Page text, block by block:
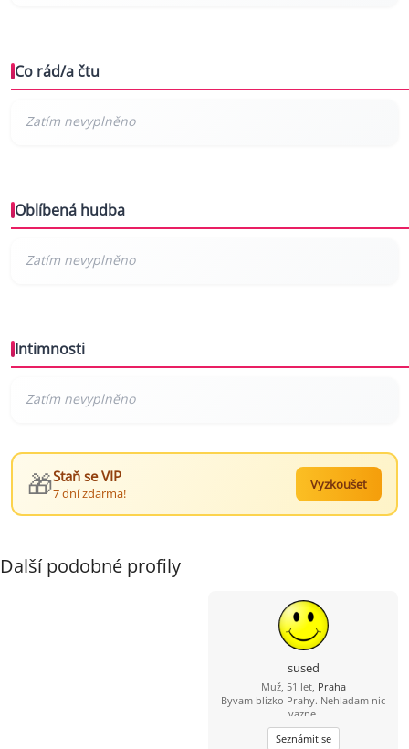
Co rád/a čtu
Oblíbená hudba
Intimnosti
🎁Staň se VIP
7 dní zdarma!
Vyzkoušet
Další podobné profily
sused
Muž, 51 let, Praha
Byvam blizko Prahy. Nehladam nic
vazne.
Seznámit se